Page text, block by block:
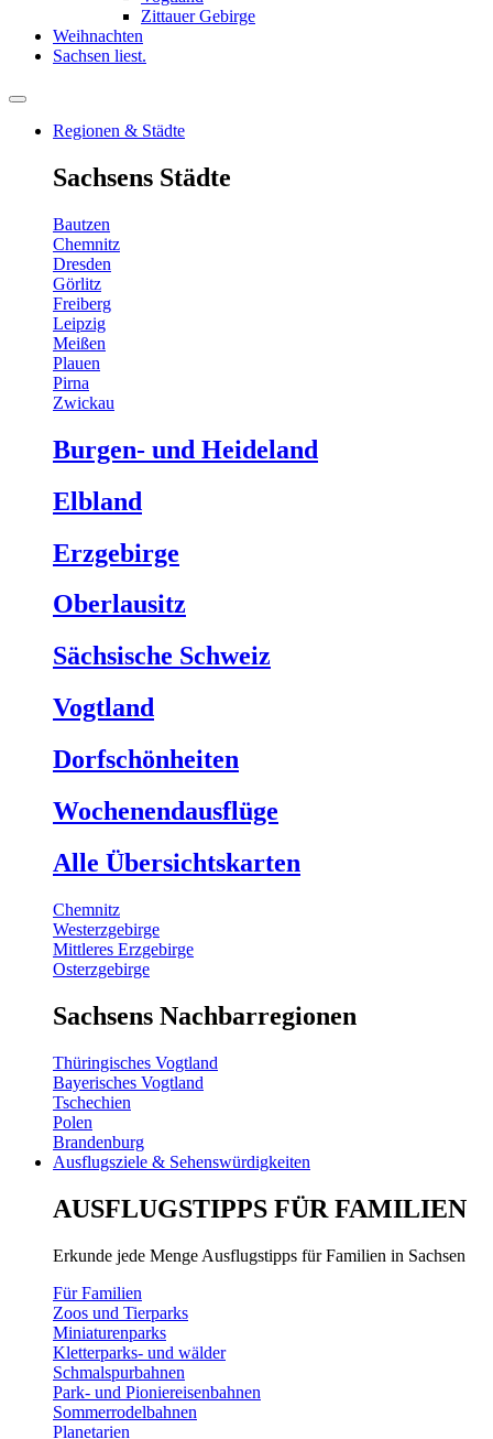
Zittauer Gebirge
Weihnachten
Sachsen liest.
Regionen & Städte
Sachsens Städte
Bautzen
Chemnitz
Dresden
Görlitz
Freiberg
Leipzig
Meißen
Plauen
Pirna
Zwickau
Burgen- und Heideland
Elbland
Erzgebirge
Oberlausitz
Sächsische Schweiz
Vogtland
Dorfschönheiten
Wochenendausflüge
Alle Übersichtskarten
Chemnitz
Westerzgebirge
Mittleres Erzgebirge
Osterzgebirge
Sachsens Nachbarregionen
Thüringisches Vogtland
Bayerisches Vogtland
Tschechien
Polen
Brandenburg
Ausflugsziele & Sehenswürdigkeiten
AUSFLUGSTIPPS FÜR FAMILIEN
Erkunde jede Menge Ausflugstipps für Familien in Sachsen
Für Familien
Zoos und Tierparks
Miniaturenparks
Kletterparks- und wälder
Schmalspurbahnen
Park- und Pioniereisenbahnen
Sommerrodelbahnen
Planetarien